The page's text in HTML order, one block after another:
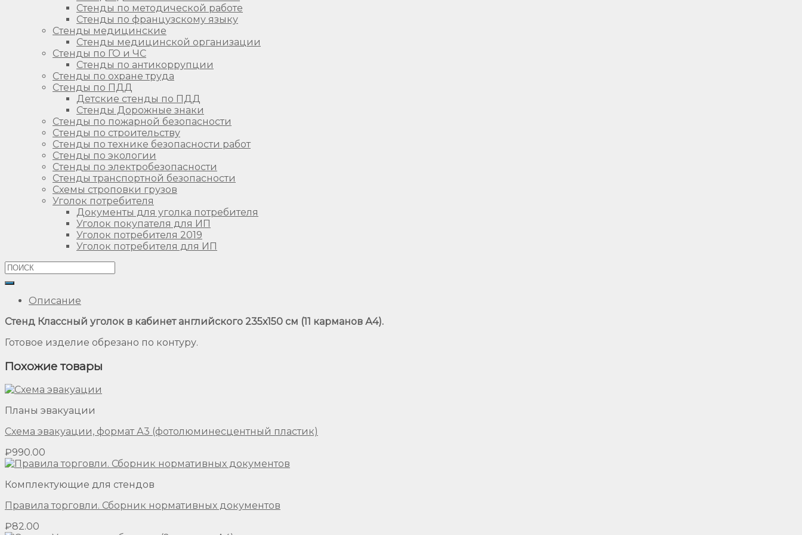
Стенды по методической работе
Стенды по французскому языку
Стенды медицинские
Стенды медицинской организации
Стенды по ГО и ЧС
Стенды по антикоррупции
Стенды по охране труда
Стенды по ПДД
Детские стенды по ПДД
Стенды Дорожные знаки
Стенды по пожарной безопасности
Стенды по строительству
Стенды по технике безопасности работ
Стенды по экологии
Стенды по электробезопасности
Стенды транспортной безопасности
Схемы строповки грузов
Уголок потребителя
Документы для уголка потребителя
Уголок покупателя для ИП
Уголок потребителя 2019
Уголок потребителя для ИП
Описание
Стенд Классный уголок в кабинет английского 235х150 см (11 карманов А4).
Готовое изделие обрезано по контуру.
Похожие товары
Планы эвакуации
Схема эвакуации, формат А3 (фотолюминесцентный пластик)
₽990.00
Комплектующие для стендов
Правила торговли. Сборник нормативных документов
₽82.00